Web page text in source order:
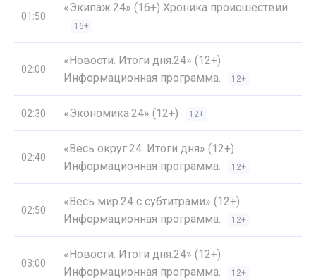
01:50
«Экипаж.24» (16+) Хроника происшествий.
16+
02:00
«Новости. Итоги дня.24» (12+)
Информационная программа.
12+
02:30 «Экономика.24» (12+) 12+
02:40
«Весь округ.24. Итоги дня» (12+)
Информационная программа.
12+
02:50
«Весь мир.24 с субтитрами» (12+)
Информационная программа.
12+
03:00
«Новости. Итоги дня.24» (12+)
Информационная программа.
12+